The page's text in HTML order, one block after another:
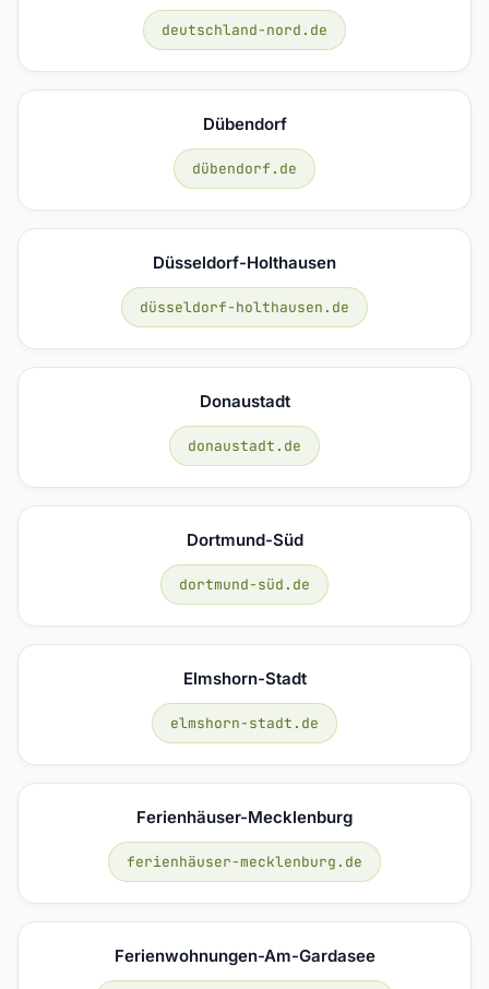
deutschland-nord.de
Dübendorf
dübendorf.de
Düsseldorf-Holthausen
düsseldorf-holthausen.de
Donaustadt
donaustadt.de
Dortmund-Süd
dortmund-süd.de
Elmshorn-Stadt
elmshorn-stadt.de
Ferienhäuser-Mecklenburg
ferienhäuser-mecklenburg.de
Ferienwohnungen-Am-Gardasee